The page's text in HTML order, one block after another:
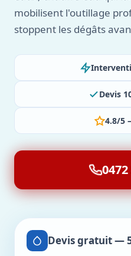
mobilisent l'outillage
stoppent les dégâts
Devis
4.8/5
0472
Devis gratuit —